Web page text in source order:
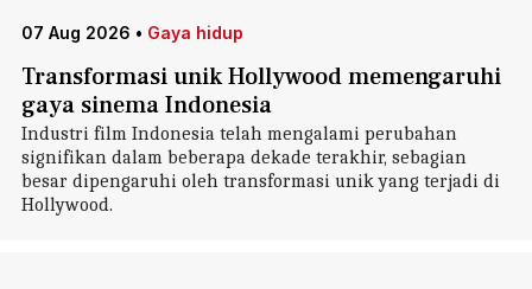
07 Aug 2026 • Gaya hidup
Transformasi unik Hollywood memengaruhi
gaya sinema Indonesia
Industri film Indonesia telah mengalami perubahan
signifikan dalam beberapa dekade terakhir, sebagian
besar dipengaruhi oleh transformasi unik yang terjadi di
Hollywood.